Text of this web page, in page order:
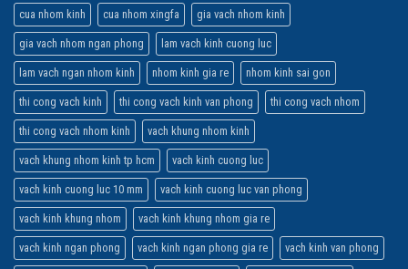
cua nhom kinh cua nhom xingfa gia vach nhom kinh
gia vach nhom ngan phong lam vach kinh cuong luc
lam vach ngan nhom kinh nhom kinh gia re nhom kinh sai gon
thi cong vach kinh thi cong vach kinh van phong thi cong vach nhom
thi cong vach nhom kinh vach khung nhom kinh
vach khung nhom kinh tp hcm vach kinh cuong luc
vach kinh cuong luc 10 mm vach kinh cuong luc van phong
vach kinh khung nhom vach kinh khung nhom gia re
vach kinh ngan phong vach kinh ngan phong gia re vach kinh van phong